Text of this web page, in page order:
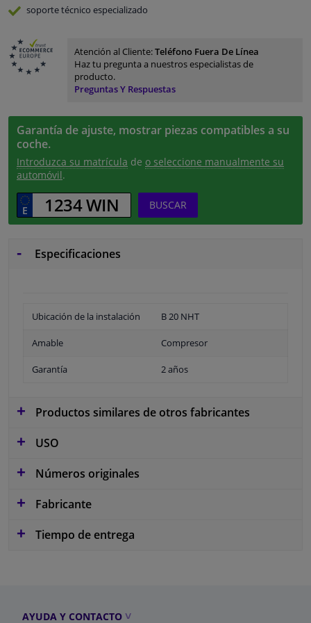
soporte técnico especializado
Atención al Cliente:Teléfono Fuera De Línea
Haz tu pregunta a nuestros especialistas de
producto.
Preguntas Y Respuestas
Garantía de ajuste, mostrar piezas compatibles a su
coche.
Introduzca su matrícula de o seleccione manualmente su
automóvil.
BUSCAR
Especificaciones
Ubicación de la instalación B 20 NHT
Amable Compresor
Garantía 2 años
Productos similares de otros fabricantes
USO
Números originales
Fabricante
Tiempo de entrega
AYUDA Y CONTACTO